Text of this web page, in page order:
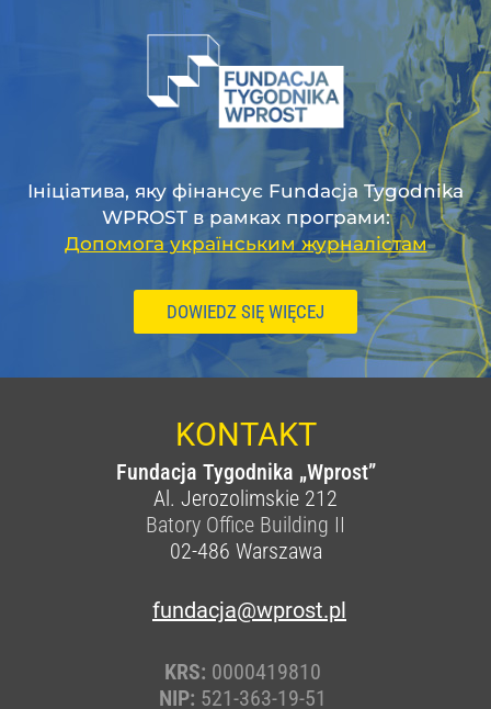
Ініціатива, яку фінансує Fundacja Tygodnika
WPROST в рамках програми:
Допомога українським журналістам
DOWIEDZ SIĘ WIĘCEJ
KONTAKT
Fundacja Tygodnika „Wprost”
Al. Jerozolimskie 212
Batory Office Building II
02-486 Warszawa
fundacja@wprost.pl
KRS: 0000419810
NIP: 521-363-19-51